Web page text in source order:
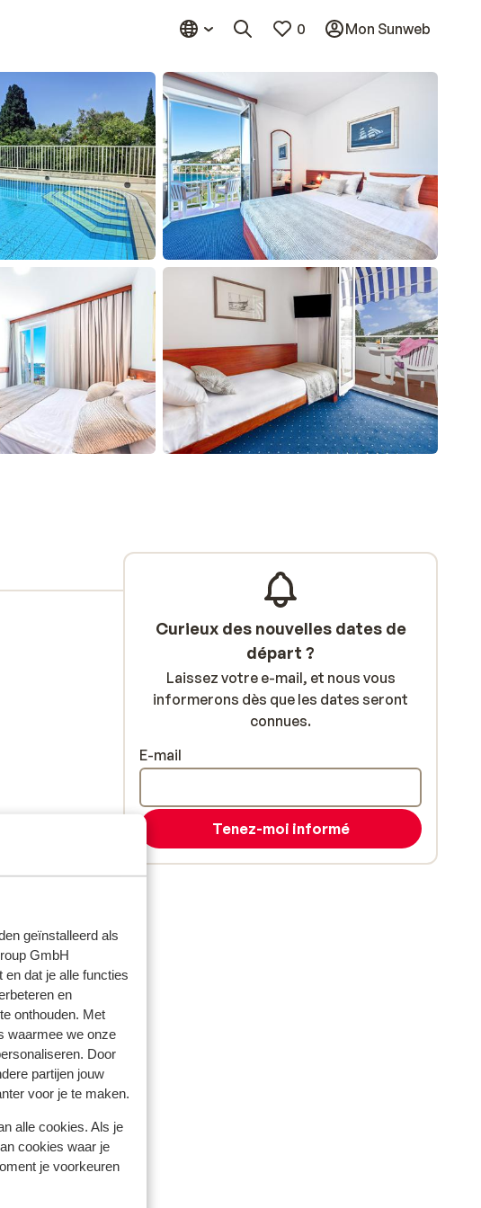
geïnstalleerd als
GmbH
dat je alle functies
en
onthouden. Met
waarmee we onze
Door
partijen jouw
voor je te maken.
alle cookies. Als je
cookies waar je
je voorkeuren
0 Mon Sunweb
Curieux des nouvelles dates de
départ ?
Laissez votre e-mail, et nous vous
informerons dès que les dates seront
connues.
E-mail
Tenez-moi informé